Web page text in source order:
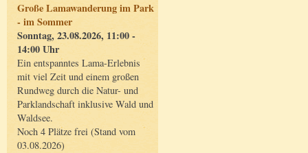
Große Lamawanderung im Park
- im Sommer
Sonntag, 23.08.2026, 11:00 -
14:00 Uhr
Ein entspanntes Lama-Erlebnis
mit viel Zeit und einem großen
Rundweg durch die Natur- und
Parklandschaft inklusive Wald und
Waldsee.
Noch 4 Plätze frei (Stand vom
03.08.2026)